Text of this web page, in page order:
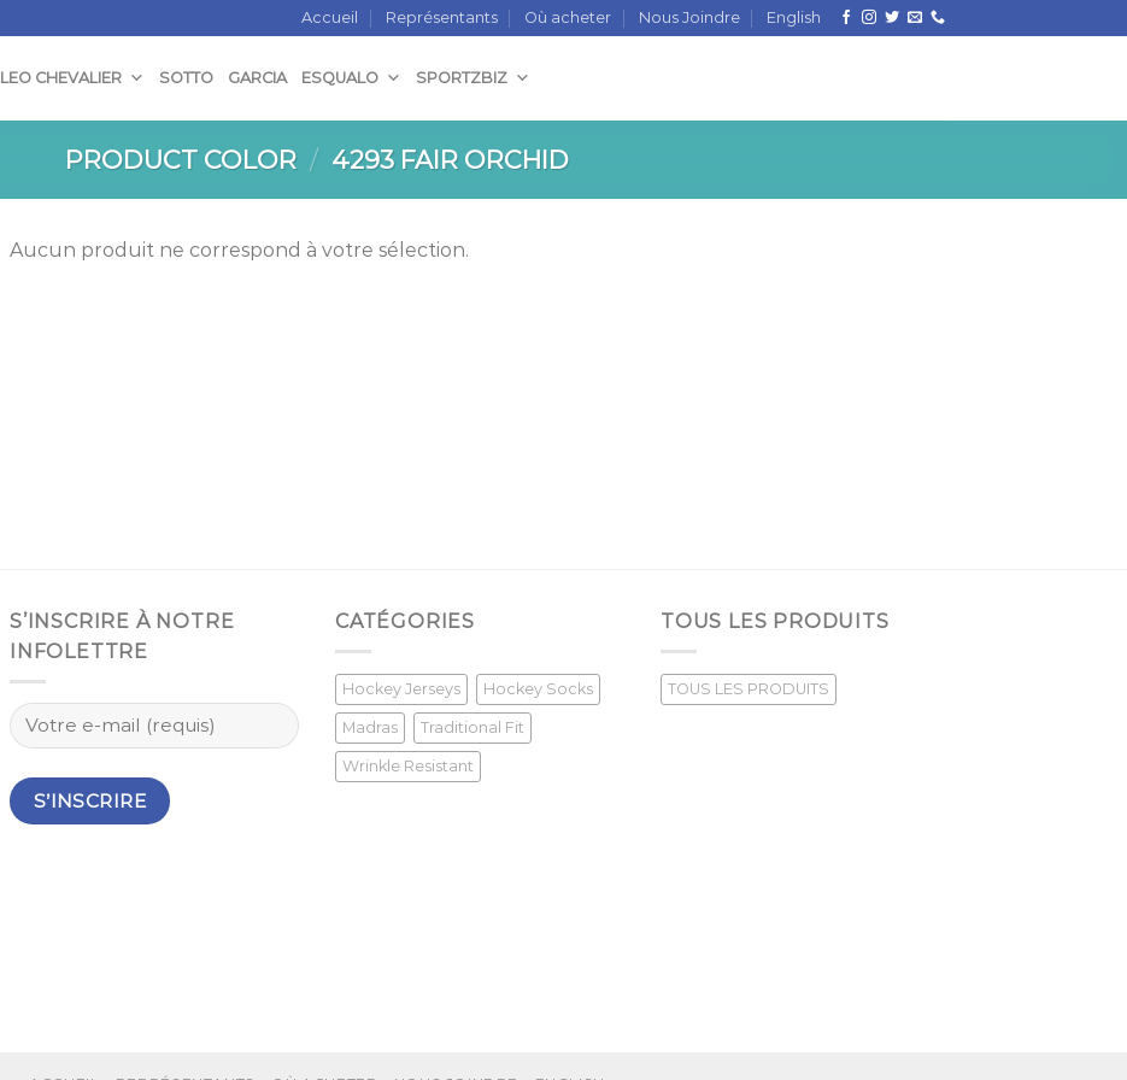
Accueil Représentants Où acheter Nous Joindre English
LEO CHEVALIER SOTTO GARCIA ESQUALO SPORTZBIZ
PRODUCT COLOR / 4293 FAIR ORCHID
Aucun produit ne correspond à votre sélection.
S’INSCRIRE À NOTRE
INFOLETTRE
CATÉGORIES
Hockey Jerseys Hockey Socks
Madras Traditional Fit
Wrinkle Resistant
TOUS LES PRODUITS
TOUS LES PRODUITS